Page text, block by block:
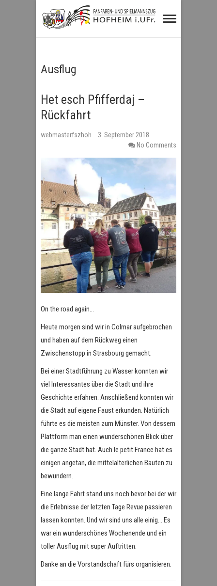
Fanfaren- und
Spielmannszug
Ausflug
Het esch Pfifferdaj –
Rückfahrt
webmasterfszhoh
3. September 2018
No Comments
On the road again…
Heute morgen sind wir in Colmar aufgebrochen
und haben auf dem Rückweg einen
Zwischenstopp in Strasbourg gemacht.
Bei einer Stadtführung zu Wasser konnten wir
viel Interessantes über die Stadt und ihre
Geschichte erfahren. Anschließend konnten wir
die Stadt auf eigene Faust erkunden. Natürlich
führte es die meisten zum Münster. Von dessem
Plattform man einen wunderschönen Blick über
die ganze Stadt hat. Auch le petit France hat es
einigen angetan, die mittelalterlichen Bauten zu
bewundern.
Eine lange Fahrt stand uns noch bevor bei der wir
die Erlebnisse der letzten Tage Revue passieren
lassen konnten. Und wir sind uns alle einig… Es
war ein wunderschönes Wochenende und ein
toller Ausflug mit super Auftritten.
Danke an die Vorstandschaft fürs organisieren.